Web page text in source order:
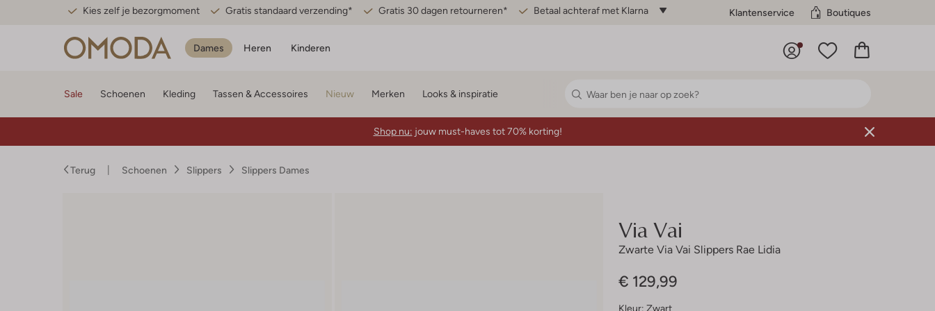
Kies zelf je bezorgmoment Gratis standaard verzending* Gratis 30 dagen retourneren* Betaal achteraf met Klarna Klantenservice Boutiques
Dames Heren Kinderen
Sale Schoenen Kleding Tassen & Accessoires Nieuw Merken Looks & inspiratie
Shop nu: jouw must-haves tot 70% korting!
Terug Schoenen Slippers Slippers Dames
Via Vai
Zwarte Via Vai Slippers Rae Lidia
€ 129,99
Kleur: Zwart